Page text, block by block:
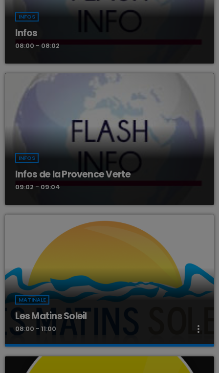
INFOS
Infos
08:00 - 08:02
INFOS
Infos de la Provence Verte
09:02 - 09:04
MATINALE
Les Matins Soleil
08:00 - 11:00 more_vert
Les Matins Soleil
Animé par Louis King
close